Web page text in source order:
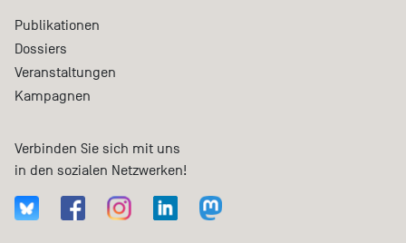
Publikationen
Dossiers
Veranstaltungen
Kampagnen
Verbinden Sie sich mit uns
in den sozialen Netzwerken!